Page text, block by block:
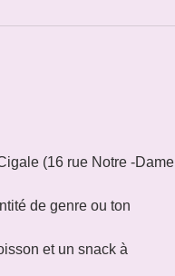
(16 rue Notre -Dame
de genre ou ton
et un snack à